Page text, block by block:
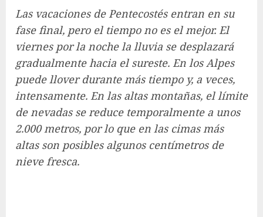
Las vacaciones de Pentecostés entran en su
fase final, pero el tiempo no es el mejor. El
viernes por la noche la lluvia se desplazará
gradualmente hacia el sureste. En los Alpes
puede llover durante más tiempo y, a veces,
intensamente. En las altas montañas, el límite
de nevadas se reduce temporalmente a unos
2.000 metros, por lo que en las cimas más
altas son posibles algunos centímetros de
nieve fresca.